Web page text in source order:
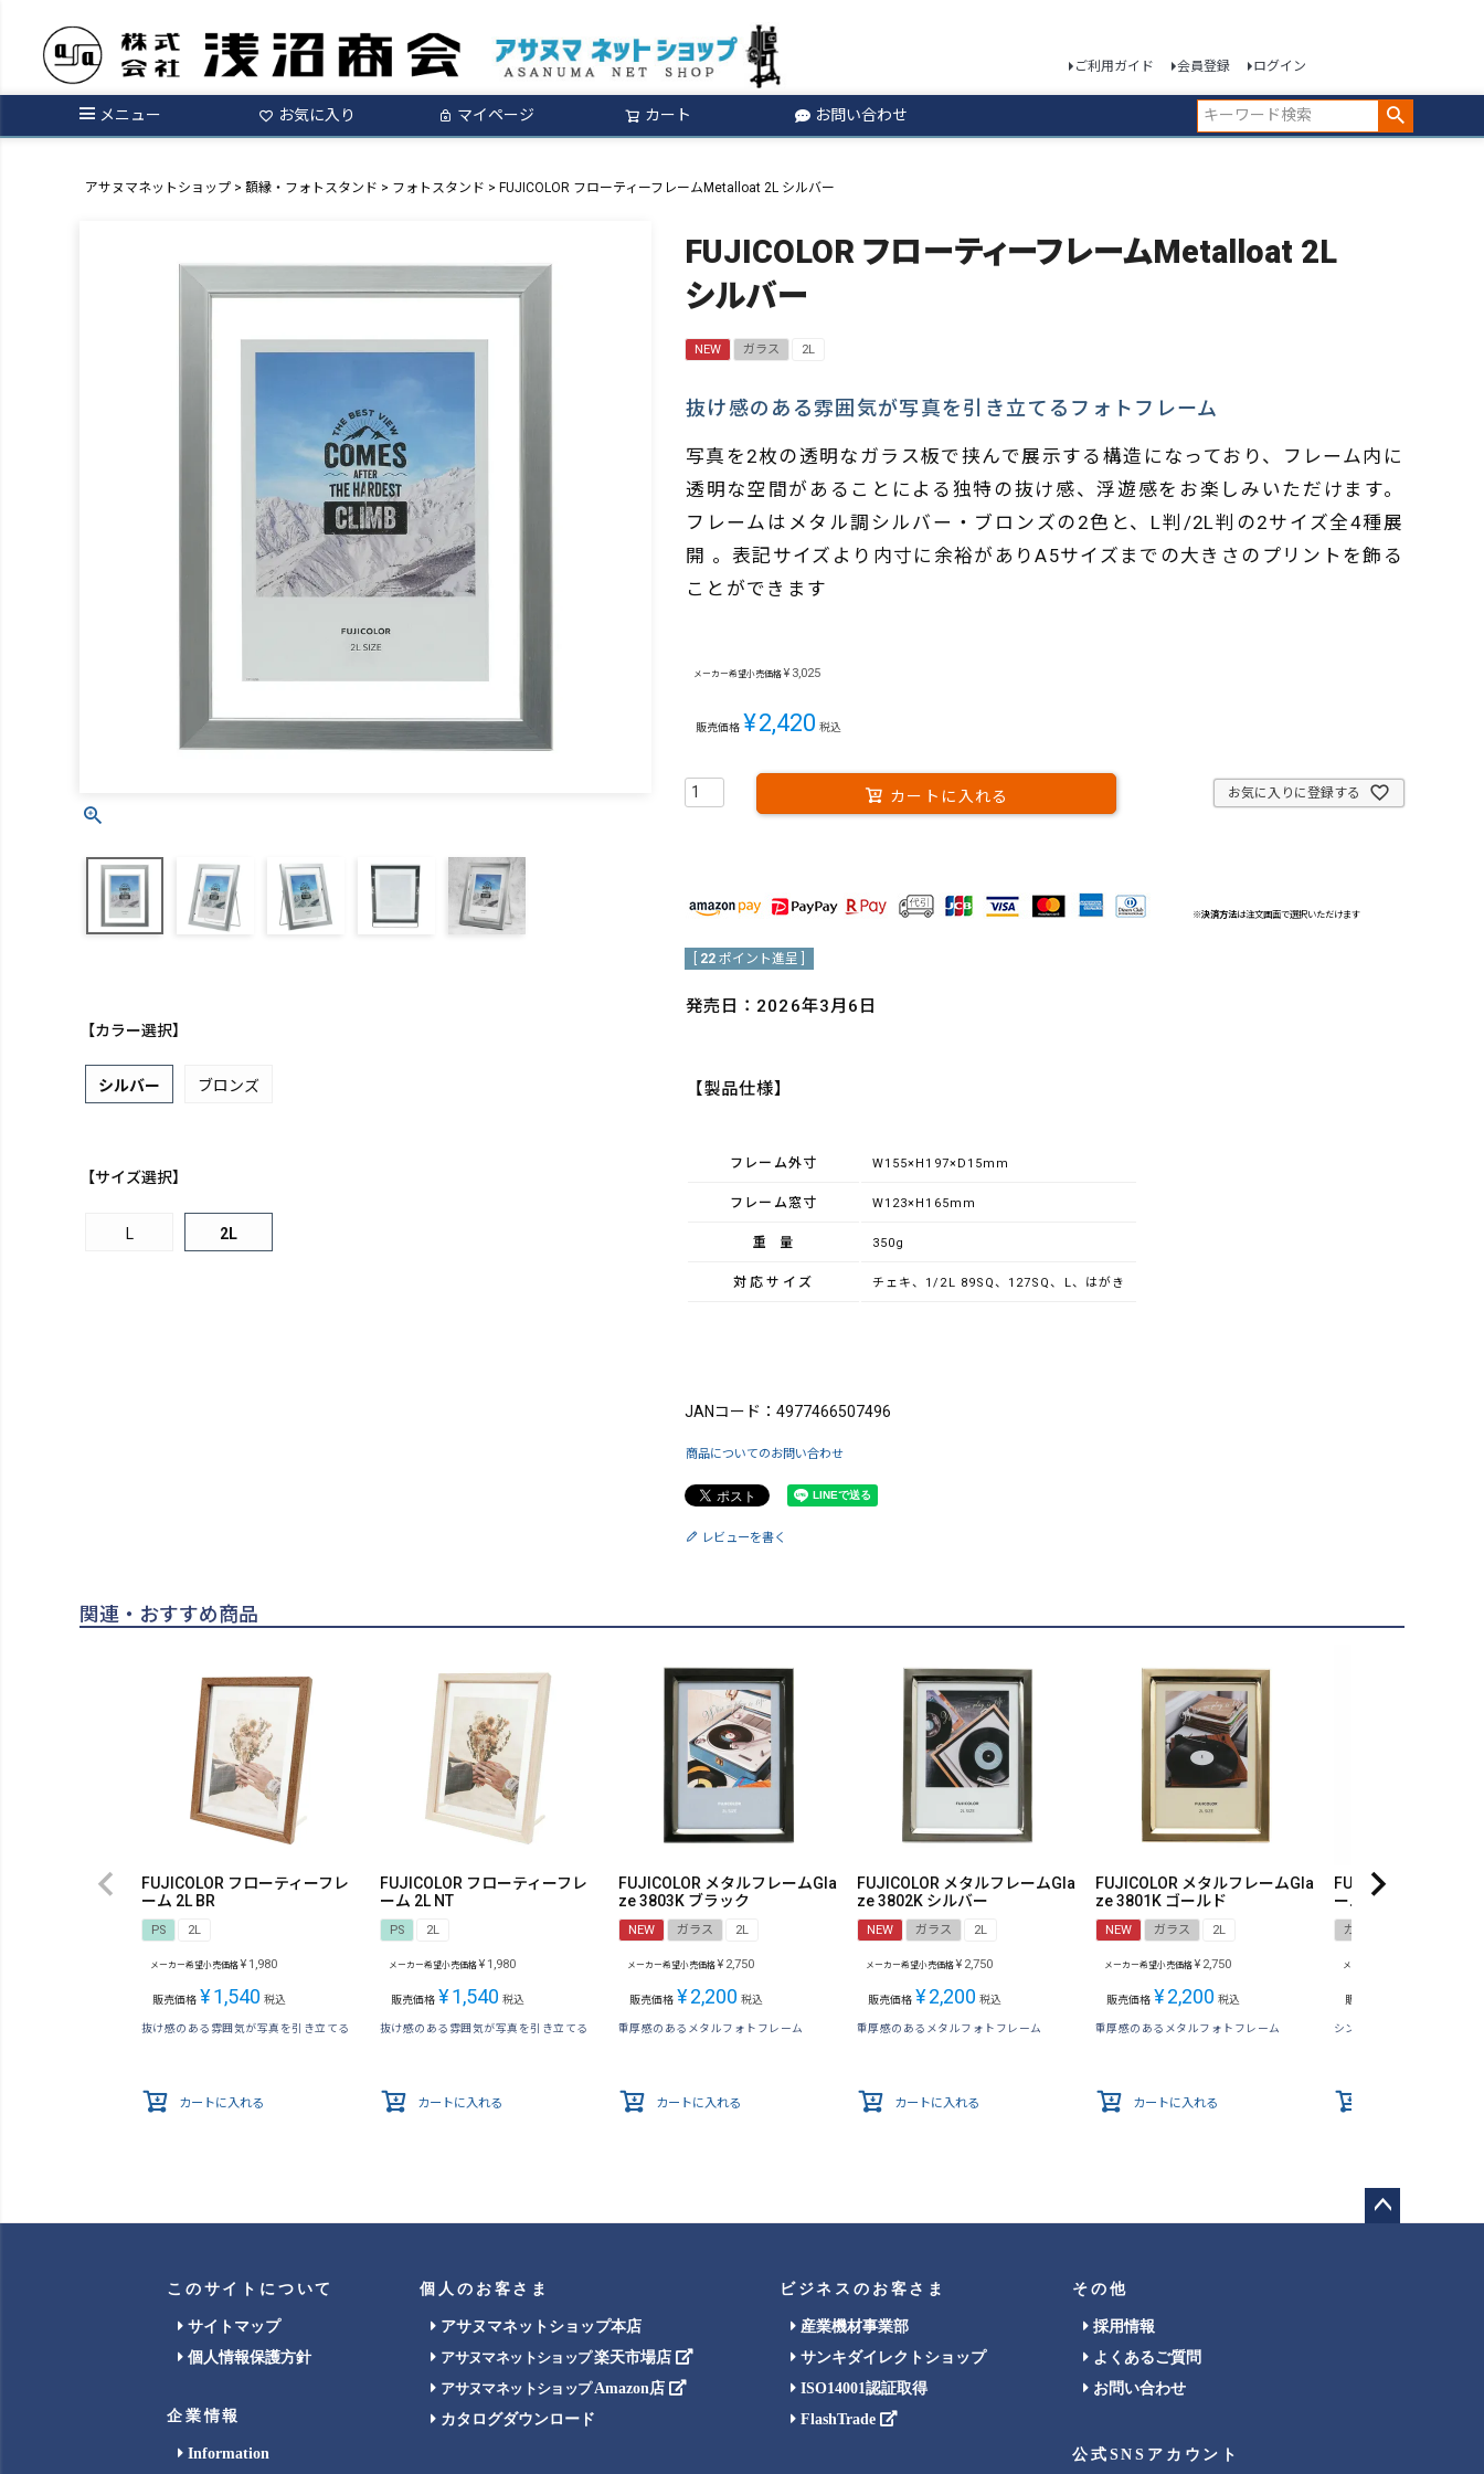
ご利用ガイド 会員登録 ログイン
メニュー お気に入り マイページ カート お問い合わせ
検索
アサヌマネットショップ 額縁・フォトスタンド フォトスタンド FUJICOLOR フローティーフレームMetalloat 2L シルバー
【カラー選択】
シルバー ブロンズ
【サイズ選択】
L 2L
FUJICOLOR フローティーフレームMetalloat 2L
シルバー
NEW ガラス 2L
抜け感のある雰囲気が写真を引き立てるフォトフレーム
写真を2枚の透明なガラス板で挟んで展示する構造になっており、フレーム内に
透明な空間があることによる独特の抜け感、浮遊感をお楽しみいただけます。
フレームはメタル調シルバー・ブロンズの2色と、L判/2L判の2サイズ全4種展
開 。表記サイズより内寸に余裕がありA5サイズまでの大きさのプリントを飾る
ことができます
メーカー希望小売価格 ¥ 3,025
販売価格 ¥2,420 税込
お気に入りに登録する
カートに入れる
※決済方法は注文画面で選択いただけます
22 ポイント進呈 ]
発売日：2026年3月6日
【製品仕様】
フレーム外寸 W155×H197×D15mm
フレーム窓寸 W123×H165mm
重量 350g
対応サイズ チェキ、1/2L 89SQ、127SQ、L、はがき
JANコード：4977466507496
商品についてのお問い合わせ
レビューを書く
関連・おすすめ商品
FUJICOLOR フローティーフレ
ーム 2L BR
PS 2L
メーカー希望小売価格 ¥ 1,980
販売価格 ¥1,540 税込
抜け感のある雰囲気が写真を引き立てる
カートに入れる
FUJICOLOR フローティーフレ
ーム 2L NT
PS 2L
メーカー希望小売価格 ¥ 1,980
販売価格 ¥1,540 税込
抜け感のある雰囲気が写真を引き立てる
カートに入れる
FUJICOLOR メタルフレームGla
ze 3803K ブラック
NEW ガラス 2L
メーカー希望小売価格 ¥ 2,750
販売価格 ¥2,200 税込
重厚感のあるメタルフォトフレーム
カートに入れる
FUJICOLOR メタルフレームGla
ze 3802K シルバー
NEW ガラス 2L
メーカー希望小売価格 ¥ 2,750
販売価格 ¥2,200 税込
重厚感のあるメタルフォトフレーム
カートに入れる
FUJICOLOR メタルフレームGla
ze 3801K ゴールド
NEW ガラス 2L
メーカー希望小売価格 ¥ 2,750
販売価格 ¥2,200 税込
重厚感のあるメタルフォトフレーム
カートに入れる
FUJICOLOR メタル
ーム3603K ゴールド
ガラス
メーカー希望小売価格
販売価格
シンプルなデザインのメタ
このサイトについて
サイトマップ
個人情報保護方針
企業情報
Information
個人のお客さま
アサヌマネットショップ本店
アサヌマネットショップ楽天市場店
アサヌマネットショップAmazon店
カタログダウンロード
ビジネスのお客さま
産業機材事業部
サンキダイレクトショップ
ISO14001認証取得
FlashTrade
その他
採用情報
よくあるご質問
お問い合わせ
公式SNSアカウント